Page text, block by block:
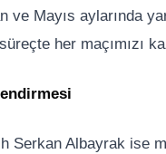
ve Mayıs aylarında
her maçımızı
Serkan Albayrak ise